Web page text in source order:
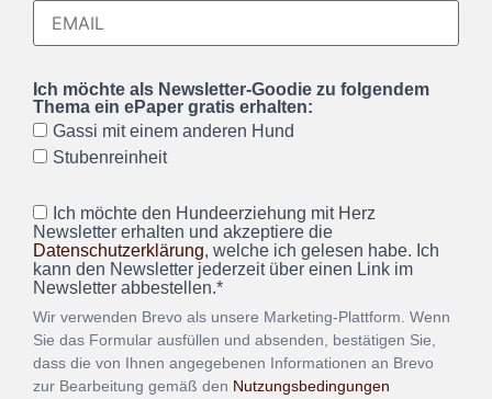
Ich möchte als Newsletter-Goodie zu folgendem
Thema ein ePaper gratis erhalten:
Gassi mit einem anderen Hund
Stubenreinheit
Ich möchte den Hundeerziehung mit Herz
Newsletter erhalten und akzeptiere die
Datenschutzerklärung, welche ich gelesen habe. Ich
kann den Newsletter jederzeit über einen Link im
Newsletter abbestellen.*
Wir verwenden Brevo als unsere Marketing-Plattform. Wenn
Sie das Formular ausfüllen und absenden, bestätigen Sie,
dass die von Ihnen angegebenen Informationen an Brevo
zur Bearbeitung gemäß den Nutzungsbedingungen